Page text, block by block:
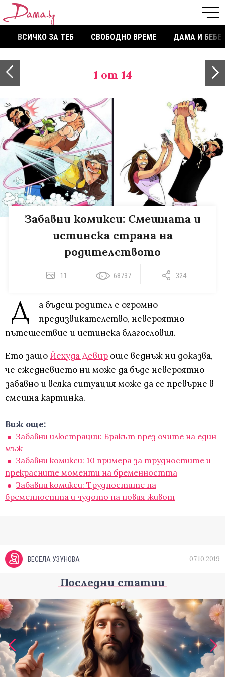
ВСИЧКО ЗА ТЕБ СВОБОДНО ВРЕМЕ ДАМА И БЕБЕ
1 от 14
Забавни комикси: Смешната и
истинска страна на
родителството
11 68737 324
Д
а бъдеш родител е огромно
предизвикателство, невероятно
пътешествие и истинска благословия.
Ето защоЙехуда Девир още веднъж ни доказва,
че ежедневието ни може да бъде невероятно
забавно и всяка ситуация може да се превърне в
смешна картинка.
Виж още:
Забавни илюстрации: Бракът през очите на един
мъж
Забавни комикси: 10 примера за трудностите и
прекрасните моменти на бременността
Забавни комикси: Трудностите на
бременността и чудото на новия живот
ВЕСЕЛА УЗУНОВА 07.10.2019
Последни статии